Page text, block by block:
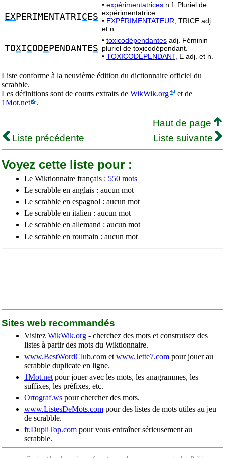
EXPERIMENTATRIC ES
• expérimentatrices n.f. Pluriel de
expérimentatrice.
• EXPÉRIMENTATEUR, TRICE adj.
et n.
TOXICOD E PENDANTES
• toxicodépendantes adj. Féminin
pluriel de toxicodépendant.
• TOXICODÉPENDANT, E adj. et n.
Liste conforme à la neuvième édition du dictionnaire officiel du
scrabble.
Les définitions sont de courts extraits de WikWik.org
et de
1Mot.net
.
Haut de page
Liste précédente
Liste suivante
Voyez cette liste pour :
Le Wiktionnaire français : 550 mots
Le scrabble en anglais : aucun mot
Le scrabble en espagnol : aucun mot
Le scrabble en italien : aucun mot
Le scrabble en allemand : aucun mot
Le scrabble en roumain : aucun mot
Sites web recommandés
Visitez WikWik.org - cherchez des mots et construisez des
listes à partir des mots du Wiktionnaire.
www.BestWordClub.com et www.Jette7.com pour jouer au
scrabble duplicate en ligne.
1Mot.net pour jouer avec les mots, les anagrammes, les
suffixes, les préfixes, etc.
Ortograf.ws pour chercher des mots.
www.ListesDeMots.com pour des listes de mots utiles au jeu
de scrabble.
fr.DupliTop.com pour vous entraîner sérieusement au
scrabble.